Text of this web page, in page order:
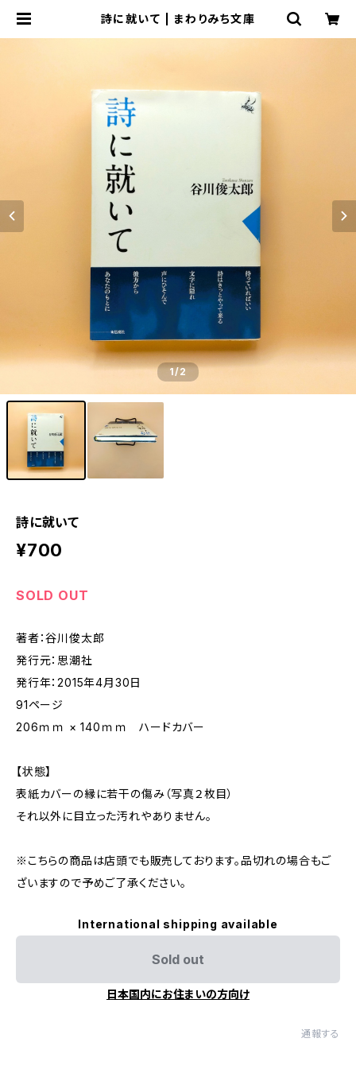
詩に就いて | まわりみち文庫
1/2
詩に就いて
¥700
SOLD OUT
著者：谷川俊太郎
発行元：思潮社
発行年：2015年4月30日
91ページ
206ｍｍ × 140ｍｍ ハードカバー
【状態】
表紙カバーの縁に若干の傷み（写真２枚目）
それ以外に目立った汚れやありません。
※こちらの商品は店頭でも販売しております。品切れの場合もご
ざいますので予めご了承ください。
International shipping available
Sold out
日本国内にお住まいの方向け
通報する